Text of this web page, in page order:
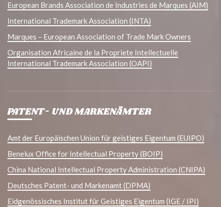
European Brands Association de Industries de Marques (AIM)
International Trademark Association (INTA)
Marques – European Association of Trade Mark Owners
Organisation Africaine de la Propriete Intellectuelle
International Trademark Association (OAPI)
PATENT- UND MARKENÄMTER
Amt der Europäischen Union für geistiges Eigentum (EUIPO)
Benelux Office for Intellectual Property (BOIP)
China National Intellectual Property Administration (CNIPA)
Deutsches Patent- und Markenamt (DPMA)
Eidgenössisches Institut für Geistiges Eigentum (IGE / IPI)